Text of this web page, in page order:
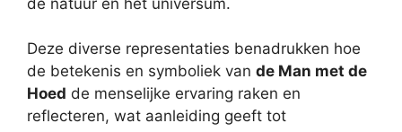
Deze diverse representaties benadrukken hoe
de betekenis en symboliek van de Man met de
Hoed de menselijke ervaring raken en
reflecteren, wat aanleiding geeft tot